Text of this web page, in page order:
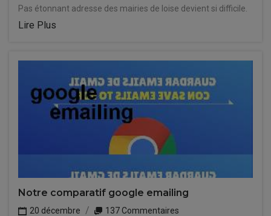
Pas étonnant adresse des mairies de loise devient si difficile.
Lire Plus
Notre comparatif google emailing
20 décembre
137 Commentaires